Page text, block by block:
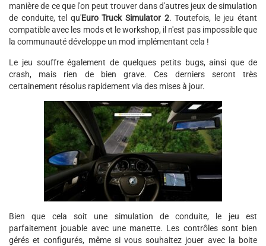
manière de ce que l'on peut trouver dans d'autres jeux de simulation
de conduite, tel qu'Euro Truck Simulator 2. Toutefois, le jeu étant
compatible avec les mods et le workshop, il n'est pas impossible que
la communauté développe un mod implémentant cela !
Le jeu souffre également de quelques petits bugs, ainsi que de
crash, mais rien de bien grave. Ces derniers seront très
certainement résolus rapidement via des mises à jour.
Bien que cela soit une simulation de conduite, le jeu est
parfaitement jouable avec une manette. Les contrôles sont bien
gérés et configurés, même si vous souhaitez jouer avec la boite